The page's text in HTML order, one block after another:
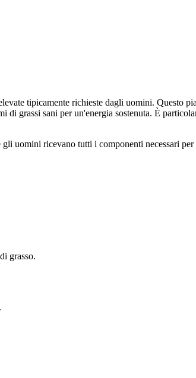
tipicamente richieste dagli uomini. Questo
grassi sani per un'energia sostenuta. È
uomini ricevano tutti i componenti necessari
grasso.